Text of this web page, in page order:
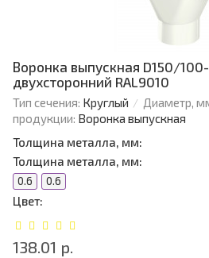
Воронка выпускная D150/
двухсторонний RAL9010
Тип сечения: Круглый Диаметр,
продукции: Воронка выпускная
Толщина металла, мм:
Толщина металла, мм:
0.6 0.6
Цвет:
138.01 р.